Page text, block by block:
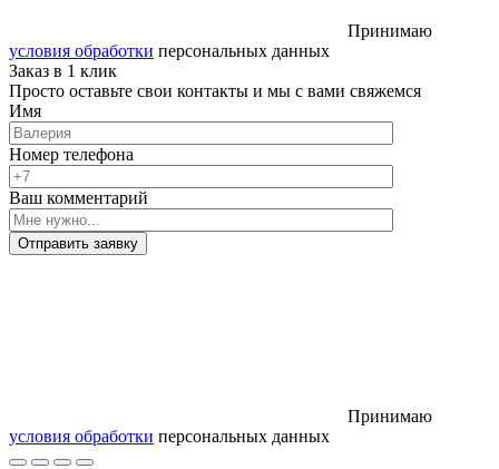
Принимаю
условия обработки персональных данных
Заказ в 1 клик
Просто оставьте свои контакты и мы с вами свяжемся
Имя
Номер телефона
Ваш комментарий
Отправить заявку
Принимаю
условия обработки персональных данных